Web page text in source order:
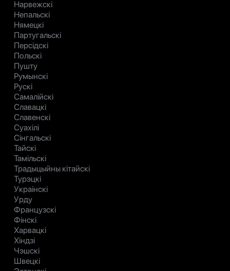
Нарвежскі
Непальскі
Нямецкі
Партугальскі
Персідскі
Польскі
Пушту
Румынскі
Рускі
Самалійскі
Славацкі
Славенскі
Суахілі
Сінгальскі
Тайскі
Тамільскі
Традыцыйны кітайскі
Турэцкі
Украінскі
Урду
Французскі
Фінскі
Харвацкі
Хіндзі
Чэшскі
Швецкі